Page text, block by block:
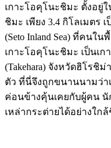
เกาะโอคุโนะชิมะ ตั้งอยู่ใ
ชิมะ เพียง 3.4 กิโลเมตร
(Seto Inland Sea) ที่คนใ
เกาะโอคุโนะชิมะ เป็นเก
(Takehara) จังหวัดฮิโรชิ
ตัว ที่นี่จึงถูกขนานนามว่า
ค่อนข้างคุ้นเคยกับผู้คน นั
เหล่ากระต่ายได้อย่างใก